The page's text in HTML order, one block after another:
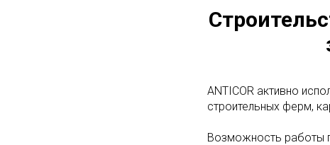
ANTICOR активно
строительных ферм,
Возможность работы